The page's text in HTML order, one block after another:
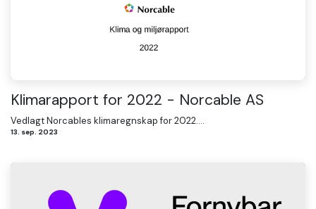
Klimarapport for 2022 - Norcable AS
Vedlagt Norcables klimaregnskap for 2022....
13. sep. 2023